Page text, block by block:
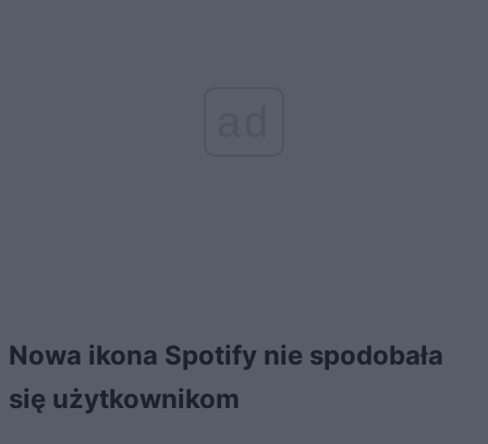
Nowa ikona Spotify nie spodobała
się użytkownikom